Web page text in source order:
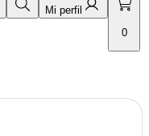
Mi perfil
0